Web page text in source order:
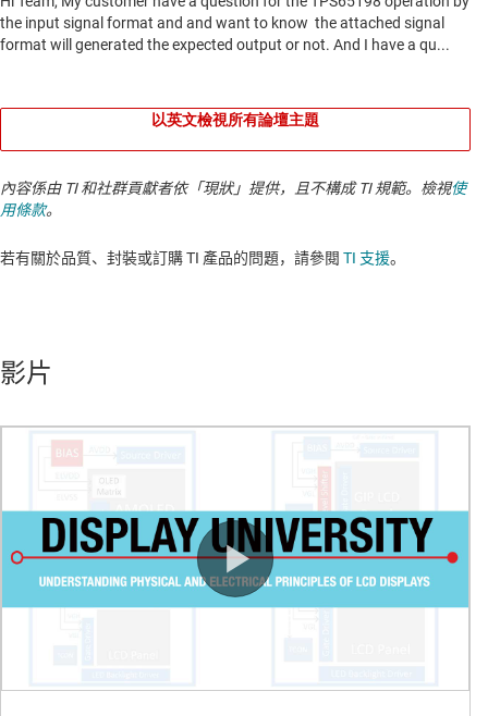
以英文檢視所有論壇主題
內容係由 TI 和社群貢獻者依「現狀」提供，且不構成 TI 規範。檢視使
用條款。
若有關於品質、封裝或訂購 TI 產品的問題，請參閱 TI 支援。​​​​​​​​​​​​​​
影片